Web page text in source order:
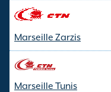
Marseille Zarzis
Marseille Tunis